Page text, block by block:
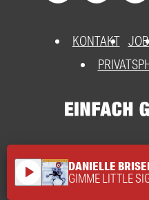
KONTAKT
play_arrow DANIELLE
GIMME LITTLE